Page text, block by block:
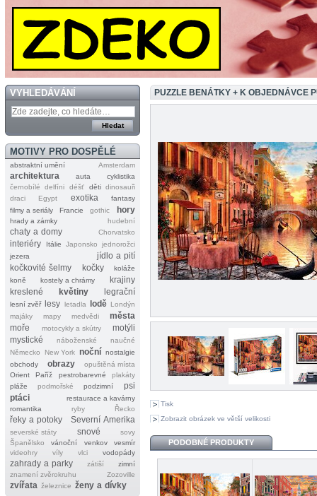
VYHLEDÁVÁNÍ
MOTIVY PRO DOSPĚLÉ
abstraktní umění Amsterdam
architektura auta
cyklistika
černobílé
delfíni déšť děti dinosauři
draci
Egypt exotika
fantasy
filmy a seriály
Francie gothic hory
hrady a zámky hudební
chaty a domy Chorvatsko
interiéry Itálie Japonsko
jednorožci
jezera
jídlo a pití
kočkovité šelmy
kočky
koláže
koně
kostely a chrámy
krajiny
kreslené
květiny legrační
lesní zvěř lesy letadla lodě Londýn
majáky
mapy medvědi
města
moře
motocykly a skútry
motýli
mystické
náboženské
naučné
Německo
New York noční nostalgie
obchody
obrazy
opuštěná místa
Orient
Paříž pestrobarevné
plakáty
pláže
podmořské podzimní
psi
ptáci
restaurace a kavárny
romantika
ryby Řecko
řeky a potoky Severní Amerika
severské státy snové
sovy
Španělsko
vánoční venkov
vesmír
videohry
víly vlci vodopády
zahrady a parky zátiší
zimní
znamení zvěrokruhu
Zozoville
zvířata železnice ženy a dívky
PUZZLE BENÁTKY + K OBJEDNÁVCE
Tisk
Zobrazit obrázek ve větší velikosti
PODOBNÉ PRODUKTY